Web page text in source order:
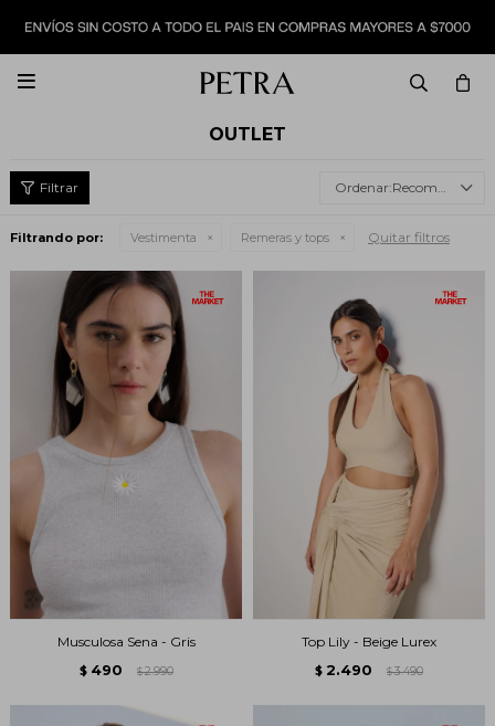

OUTLET
Recomendados
Filtrando por: Vestimenta Remeras y tops Quitar filtros
Musculosa Sena - Gris
$ 490 $ 2.990
Top Lily - Beige Lurex
$ 2.490 $ 3.490